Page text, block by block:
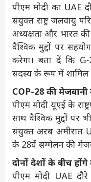
पीएम मोदी का UAE
संयुक्त राष्ट्र जलवायु
अध्यक्षता और भारत
वैश्विक मुद्दों पर
करेगा। बता दें कि
सदस्य के रूप में शामिल
COP-28 की मेजबानी
पीएम मोदी यूएई के
साथ वैश्विक मुद्दों पर
संयुक्त अरब अमीरात
के 28वें सम्मेलन की
दोनों देशों के बीच
पीएम मोदी UAE दौरे